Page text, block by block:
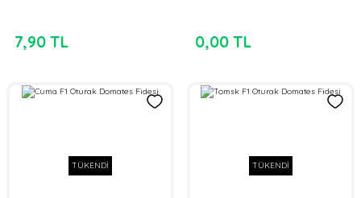
7,90 TL 0,00 TL
TÜKENDİ TÜKENDİ